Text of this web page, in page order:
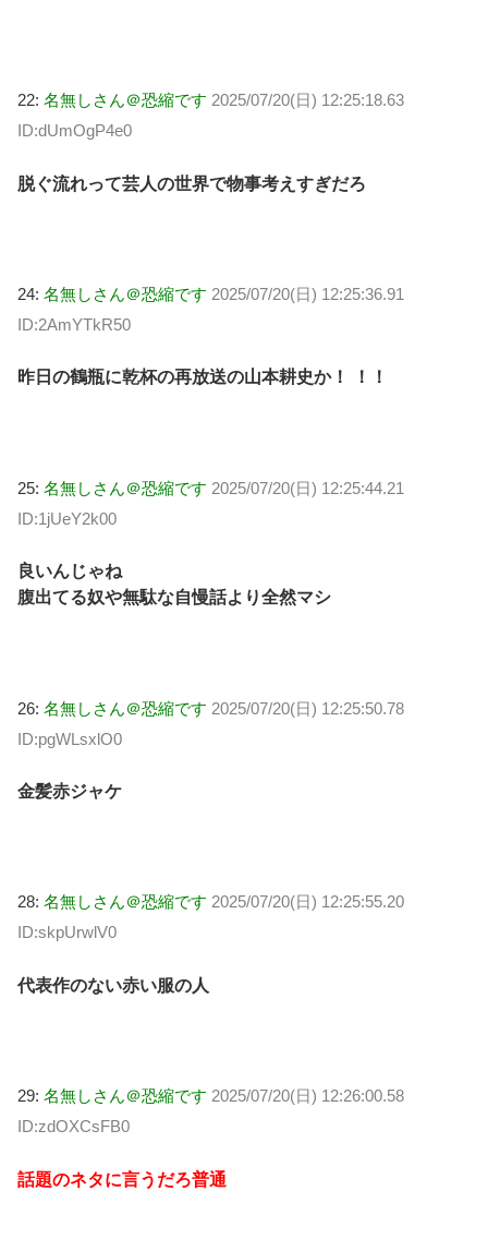
22: 名無しさん＠恐縮です 2025/07/20(日) 12:25:18.63
ID:dUmOgP4e0
脱ぐ流れって芸人の世界で物事考えすぎだろ
24: 名無しさん＠恐縮です 2025/07/20(日) 12:25:36.91
ID:2AmYTkR50
昨日の鶴瓶に乾杯の再放送の山本耕史か！ ！！
25: 名無しさん＠恐縮です 2025/07/20(日) 12:25:44.21
ID:1jUeY2k00
良いんじゃね
腹出てる奴や無駄な自慢話より全然マシ
26: 名無しさん＠恐縮です 2025/07/20(日) 12:25:50.78
ID:pgWLsxlO0
金髪赤ジャケ
28: 名無しさん＠恐縮です 2025/07/20(日) 12:25:55.20
ID:skpUrwlV0
代表作のない赤い服の人
29: 名無しさん＠恐縮です 2025/07/20(日) 12:26:00.58
ID:zdOXCsFB0
話題のネタに言うだろ普通